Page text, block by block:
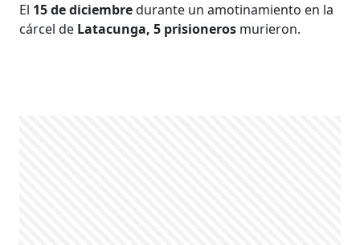
El 15 de diciembredurante un amotinamiento en la
cárcel de Latacunga, 5 prisioneros murieron.